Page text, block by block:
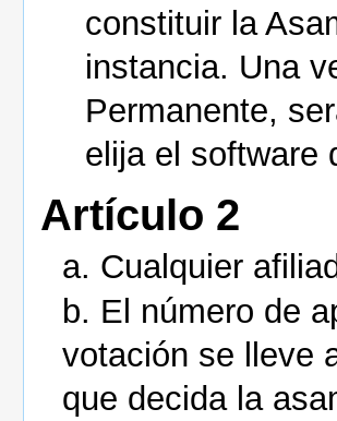
constituir la
instancia. Una
Permanente,
elija el software
Artículo 2
a. Cualquier
b. El número de
votación se lleve
que decida la